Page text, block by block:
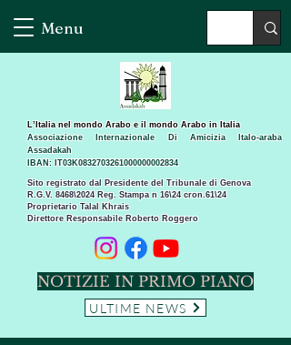
Menu
Sito registrato dal Presidente del Tribunale di Genova
R.G.V. 8468\2024 Reg. Stampa n 16\24 cron.61\24 ​
Proprietario Talal Khrais
Direttore Responsabile Roberto Roggero
L’Italia nel mondo Arabo e il mondo Arabo in Italia
Associazione Internazionale Di Amicizia Italo-araba
Assadakah
IBAN: IT03K0832703261000000002834
NOTIZIE IN PRIMO PIANO
ULTIME NEWS